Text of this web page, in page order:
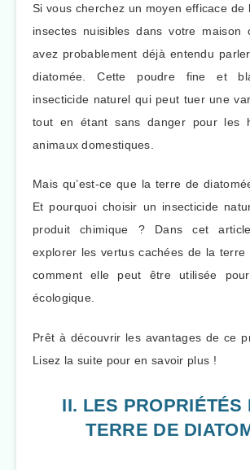
Si vous cherchez un moyen efficace de
insectes nuisibles dans votre maison
avez probablement déjà entendu
diatomée. Cette poudre fine et
insecticide naturel qui peut tuer une
tout en étant sans danger pour les
animaux domestiques.
Mais qu’est-ce que la terre de
Et pourquoi choisir un insecticide
produit chimique ? Dans cet
explorer les vertus cachées de la terre
comment elle peut être utilisée
écologique.
Prêt à découvrir les avantages de ce
Lisez la suite pour en savoir plus !
II. LES PROPRIÉTÉS
TERRE DE